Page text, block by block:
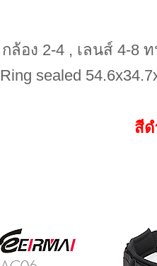
กล้อง 2-4 , เลนส์ 4-
Ring sealed
สี